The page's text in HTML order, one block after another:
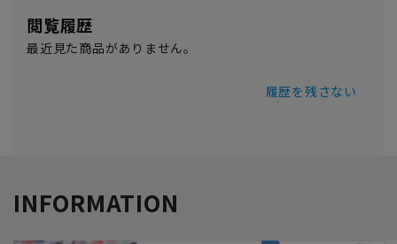
閲覧履歴
最近見た商品がありません。
履歴を残さない
INFORMATION